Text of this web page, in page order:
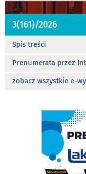
3(161)/2026
Spis treści
Prenumerata przez
zobacz wszystkie e-